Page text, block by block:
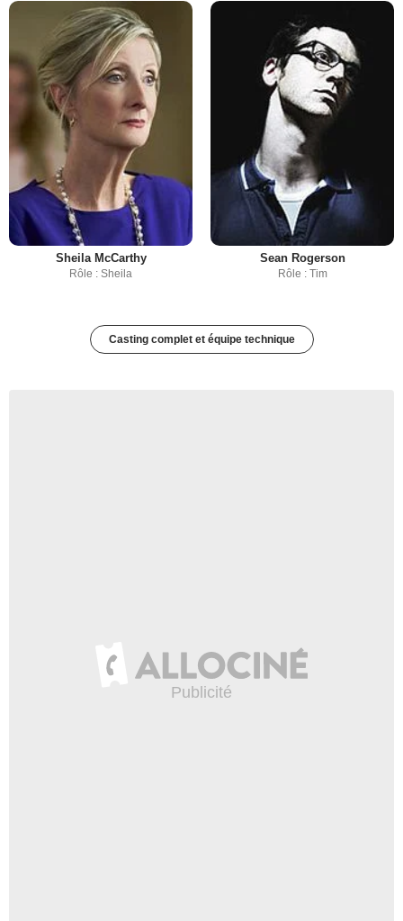
Sheila McCarthy
Rôle : Sheila
Sean Rogerson
Rôle : Tim
Casting complet et équipe technique